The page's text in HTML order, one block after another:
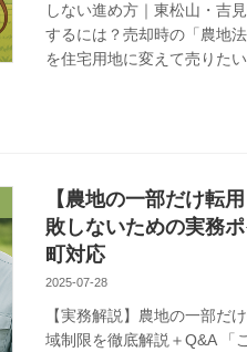
しない進め方｜東松山・吉
するには？売却時の「農地
を住宅用地に変えて売りた
【農地の一部だけ転
敗しないための実務
町対応
2025-07-28
【実務解説】農地の一部だ
域制限を徹底解説＋Q&A 「